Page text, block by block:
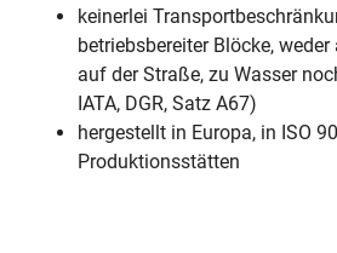
keinerlei
betriebsbereiter Blöcke,
auf der Straße, zu Wasser
IATA, DGR, Satz A67)
hergestellt in Europa, in ISO
Produktionsstätten